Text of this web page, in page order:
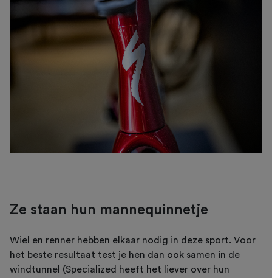
Ze staan hun mannequinnetje
Wiel en renner hebben elkaar nodig in deze sport. Voor
het beste resultaat test je hen dan ook samen in de
windtunnel (Specialized heeft het liever over hun